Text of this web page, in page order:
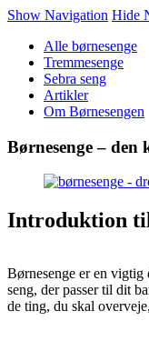
Show Navigation Hide
Alle børnesenge
Tremmesenge
Sebra seng
Artikler
Om Børnesengen
Børnesenge – den
Introduktion til
Børnesenge er en
seng, der passer til dit
de ting, du skal